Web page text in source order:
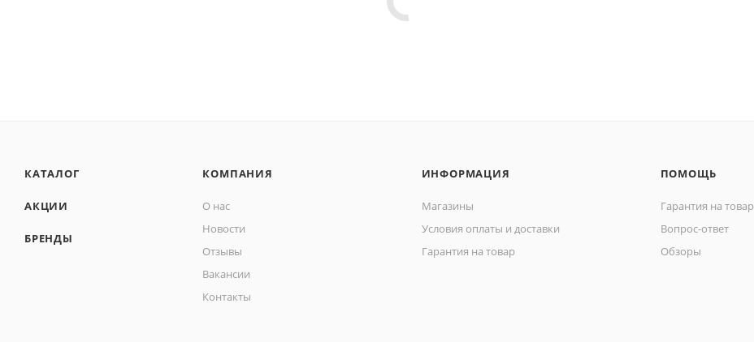
КАТАЛОГ
АКЦИИ
БРЕНДЫ
КОМПАНИЯ
О нас
Новости
Отзывы
Вакансии
Контакты
ИНФОРМАЦИЯ
Магазины
Условия оплаты и доставки
Гарантия на товар
ПОМОЩЬ
Гарантия на товар
Вопрос-ответ
Обзоры